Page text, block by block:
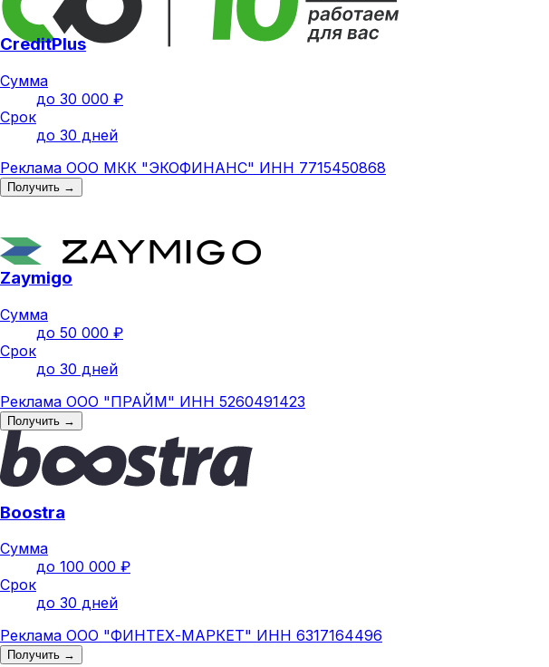
CreditPlus
Сумма
до 30 000 ₽
Срок
до 30 дней
Реклама ООО МКК "ЭКОФИНАНС" ИНН 7715450868
Получить →
Zaymigo
Сумма
до 50 000 ₽
Срок
до 30 дней
Реклама ООО "ПРАЙМ" ИНН 5260491423
Получить →
Boostra
Сумма
до 100 000 ₽
Срок
до 30 дней
Реклама ООО "ФИНТЕХ-МАРКЕТ" ИНН 6317164496
Получить →